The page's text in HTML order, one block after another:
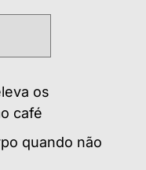
os
café
quando não